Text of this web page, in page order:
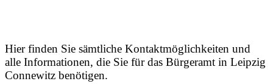
Hier finden Sie sämtliche Kontaktmöglichkeiten und
alle Informationen, die Sie für das Bürgeramt in Leipzig
Connewitz benötigen.